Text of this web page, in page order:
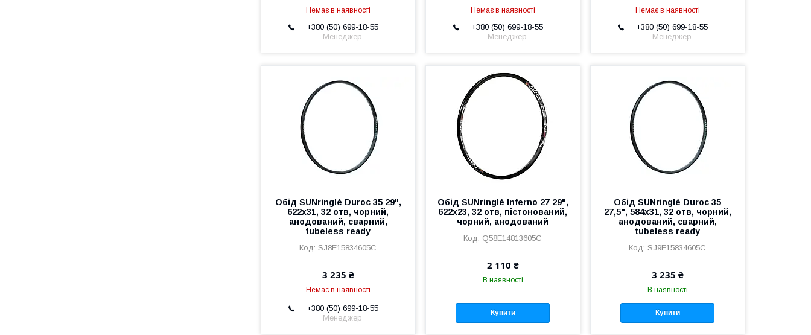
Немає в наявності
+380 (50) 699-18-55
Менеджер
Немає в наявності
+380 (50) 699-18-55
Менеджер
Немає в наявності
+380 (50) 699-18-55
Менеджер
Обід SUNringlé Duroc 35 29",
622x31, 32 отв, чорний,
анодований, сварний,
tubeless ready
SJ8E15834605C
3 235 ₴
Немає в наявності
+380 (50) 699-18-55
Менеджер
Обід SUNringlé Inferno 27 29",
622x23, 32 отв, пістонований,
чорний, анодований
Q58E14813605C
2 110 ₴
В наявності
Купити
Обід SUNringlé Duroc 35
27,5", 584x31, 32 отв, чорний,
анодований, сварний,
tubeless ready
SJ9E15834605C
3 235 ₴
В наявності
Купити